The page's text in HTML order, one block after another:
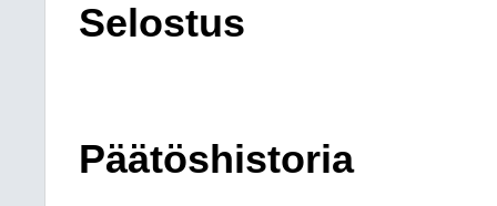
Selostus
Päätöshistoria